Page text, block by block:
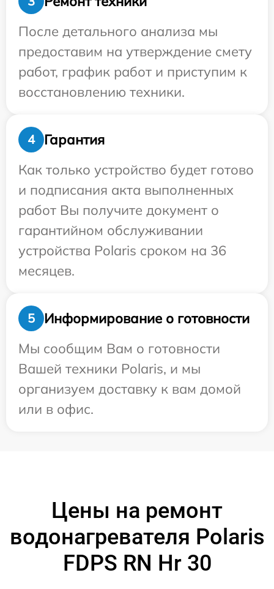
После детального анализа мы
предоставим на утверждение смету
работ, график работ и приступим к
восстановлению техники.
4
Гарантия
Как только устройство будет готово
и подписания акта выполненных
работ Вы получите документ о
гарантийном обслуживании
устройства Polaris сроком на 36
месяцев.
5
Информирование о готовности
Мы сообщим Вам о готовности
Вашей техники Polaris, и мы
организуем доставку к вам домой
или в офис.
Цены на ремонт
водонагревателя Polaris
FDPS RN Hr 30